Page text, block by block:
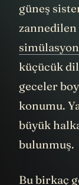
yerlerini
güneş
küçücük
geceler
konumu.
büyük